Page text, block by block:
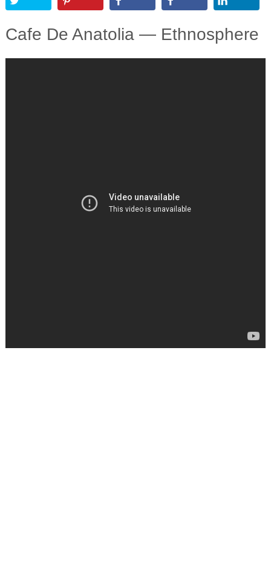
Cafe De Anatolia — Ethnosphere